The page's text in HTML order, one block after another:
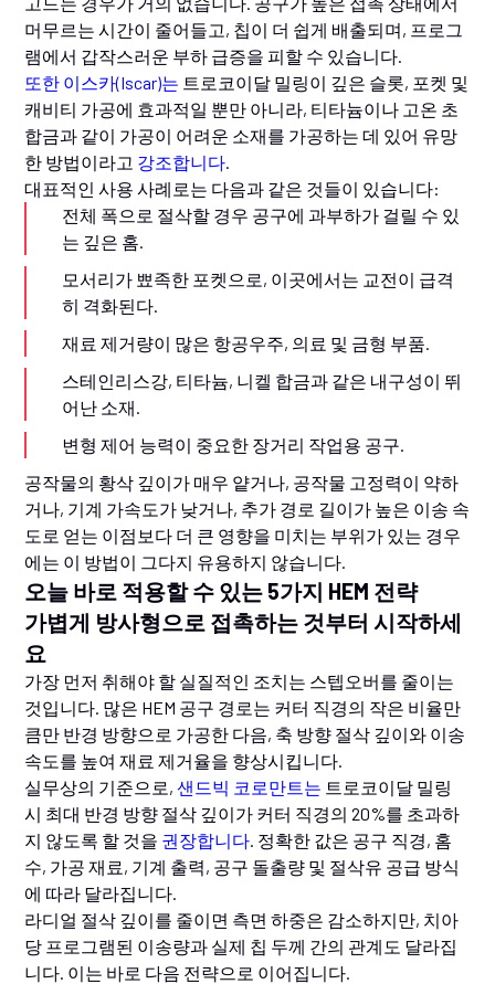
머무르는 시간이 줄어들고, 칩이 더 쉽게 배출되며, 프로그
램에서 갑작스러운 부하 급증을 피할 수 있습니다.
또한 이스카(Iscar)는 트로코이달 밀링이 깊은 슬롯, 포켓 및
캐비티 가공에 효과적일 뿐만 아니라, 티타늄이나 고온 초
합금과 같이 가공이 어려운 소재를 가공하는 데 있어 유망
한 방법이라고 강조합니다.
대표적인 사용 사례로는 다음과 같은 것들이 있습니다:
전체 폭으로 절삭할 경우 공구에 과부하가 걸릴 수 있
는 깊은 홈.
모서리가 뾰족한 포켓으로, 이곳에서는 교전이 급격
히 격화된다.
재료 제거량이 많은 항공우주, 의료 및 금형 부품.
스테인리스강, 티타늄, 니켈 합금과 같은 내구성이 뛰
어난 소재.
변형 제어 능력이 중요한 장거리 작업용 공구.
공작물의 황삭 깊이가 매우 얕거나, 공작물 고정력이 약하
거나, 기계 가속도가 낮거나, 추가 경로 길이가 높은 이송 속
도로 얻는 이점보다 더 큰 영향을 미치는 부위가 있는 경우
에는 이 방법이 그다지 유용하지 않습니다.
오늘 바로 적용할 수 있는 5가지 HEM 전략
가볍게 방사형으로 접촉하는 것부터 시작하세
요
가장 먼저 취해야 할 실질적인 조치는 스텝오버를 줄이는
것입니다. 많은 HEM 공구 경로는 커터 직경의 작은 비율만
큼만 반경 방향으로 가공한 다음, 축 방향 절삭 깊이와 이송
속도를 높여 재료 제거율을 향상시킵니다.
실무상의 기준으로,샌드빅 코로만트는 트로코이달 밀링
시 최대 반경 방향 절삭 깊이가 커터 직경의 20%를 초과하
지 않도록 할 것을 권장합니다. 정확한 값은 공구 직경, 홈
수, 가공 재료, 기계 출력, 공구 돌출량 및 절삭유 공급 방식
에 따라 달라집니다.
라디얼 절삭 깊이를 줄이면 측면 하중은 감소하지만, 치아
당 프로그램된 이송량과 실제 칩 두께 간의 관계도 달라집
니다. 이는 바로 다음 전략으로 이어집니다.